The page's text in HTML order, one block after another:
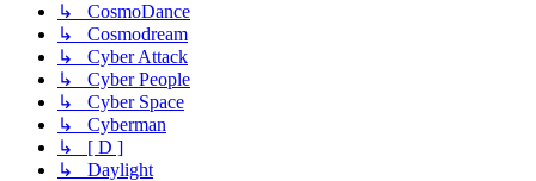
↳ CosmoDance
↳ Cosmodream
↳ Cyber Attack
↳ Cyber People
↳ Cyber Space
↳ Cyberman
↳ [ D ]
↳ Daylight